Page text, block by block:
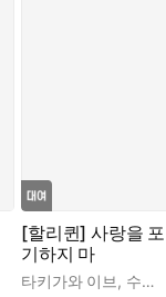
[할리퀸] 사랑을 포
기하지 마
타키가와 이브, 수잔 맬러리